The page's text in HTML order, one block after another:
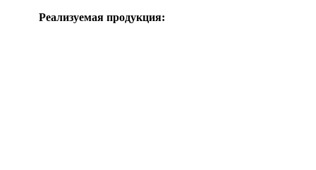
Реализуемая продукция: